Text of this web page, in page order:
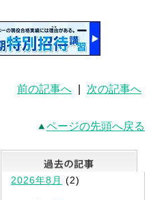
前の記事へ 次の記事へ
ページの先頭へ戻る
最新記事一覧
2026年8月 (2)